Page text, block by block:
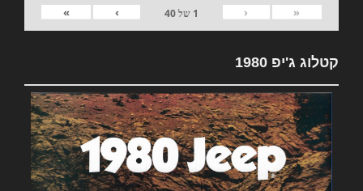
«
‹
1 של40
›
»
קטלוג ג'יפ 1980